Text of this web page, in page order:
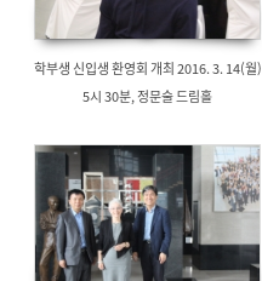
학부생 신입생 환영회 개최 2016. 3. 14(월)
5시 30분, 정문술 드림홀